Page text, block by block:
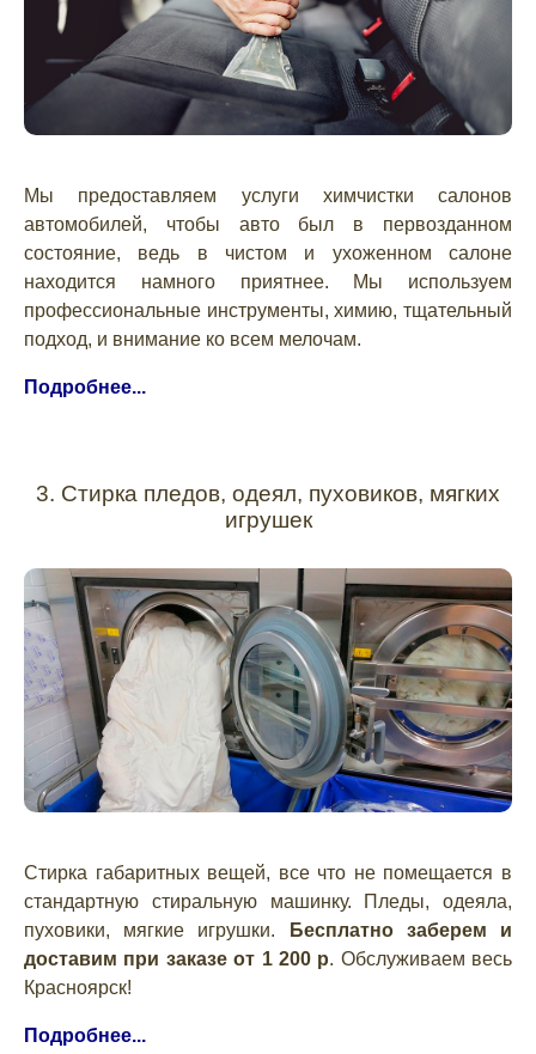
Мы предоставляем услуги химчистки салонов
автомобилей, чтобы авто был в первозданном
состояние, ведь в чистом и ухоженном салоне
находится намного приятнее. Мы используем
профессиональные инструменты, химию, тщательный
подход, и внимание ко всем мелочам.
Подробнее...
3. Стирка пледов, одеял, пуховиков, мягких
игрушек
Стирка габаритных вещей, все что не помещается в
стандартную стиральную машинку. Пледы, одеяла,
пуховики, мягкие игрушки.
Бесплатно заберем и
доставим при заказе от 1 200 р. Обслуживаем весь
Красноярск!
Подробнее...